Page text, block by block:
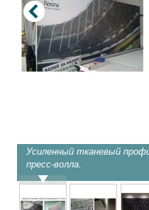
Усиленный тканевый
пресс-волла.